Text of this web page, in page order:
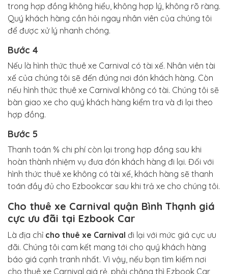
trong hợp đồng không hiểu, không hợp lý, không rõ ràng.
Quý khách hàng cần hỏi ngay nhân viên của chúng tôi
để được xử lý nhanh chóng.
Bước 4
Nếu là hình thức thuê xe Carnival có tài xế. Nhân viên tài
xế của chúng tôi sẽ đến đúng nơi đón khách hàng. Còn
nếu hình thức thuê xe Carnival không có tài. Chúng tôi sẽ
bàn giao xe cho quý khách hàng kiểm tra và đi lại theo
hợp đồng.
Bước 5
Thanh toán % chi phí còn lại trong hợp đồng sau khi
hoàn thành nhiệm vụ đưa đón khách hàng đi lại. Đối với
hình thức thuê xe không có tài xế, khách hàng sẽ thanh
toán đầy đủ cho Ezbookcar sau khi trả xe cho chúng tôi.
Cho thuê xe Carnival quận Bình Thạnh giá
cực ưu đãi tại Ezbook Car
Là địa chỉ cho thuê xe Carnival đi lại với mức giá cực ưu
đãi. Chúng tôi cam kết mang tới cho quý khách hàng
báo giá cạnh tranh nhất. Vì vậy, nếu bạn tìm kiếm nơi
cho thuê xe Carnival giá rẻ, phải chăng thì Ezbook Car